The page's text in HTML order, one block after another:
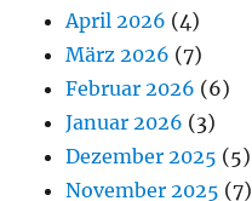
April 2026 (4)
März 2026 (7)
Februar 2026 (6)
Januar 2026 (3)
Dezember 2025 (5)
November 2025 (7)